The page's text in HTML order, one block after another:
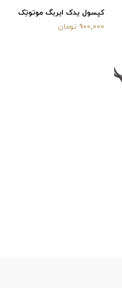
کپسول یدک ایربگ موتوتِک
900,000 تومان